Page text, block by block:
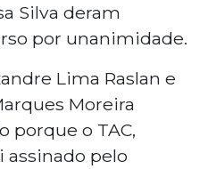
Silva deram
por unanimidade.
Lima Raslan e
Moreira
porque o TAC,
assinado pelo